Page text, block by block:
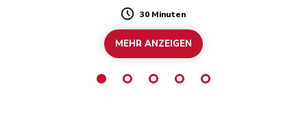
Duration
30 Minuten
MEHR ANZEIGEN